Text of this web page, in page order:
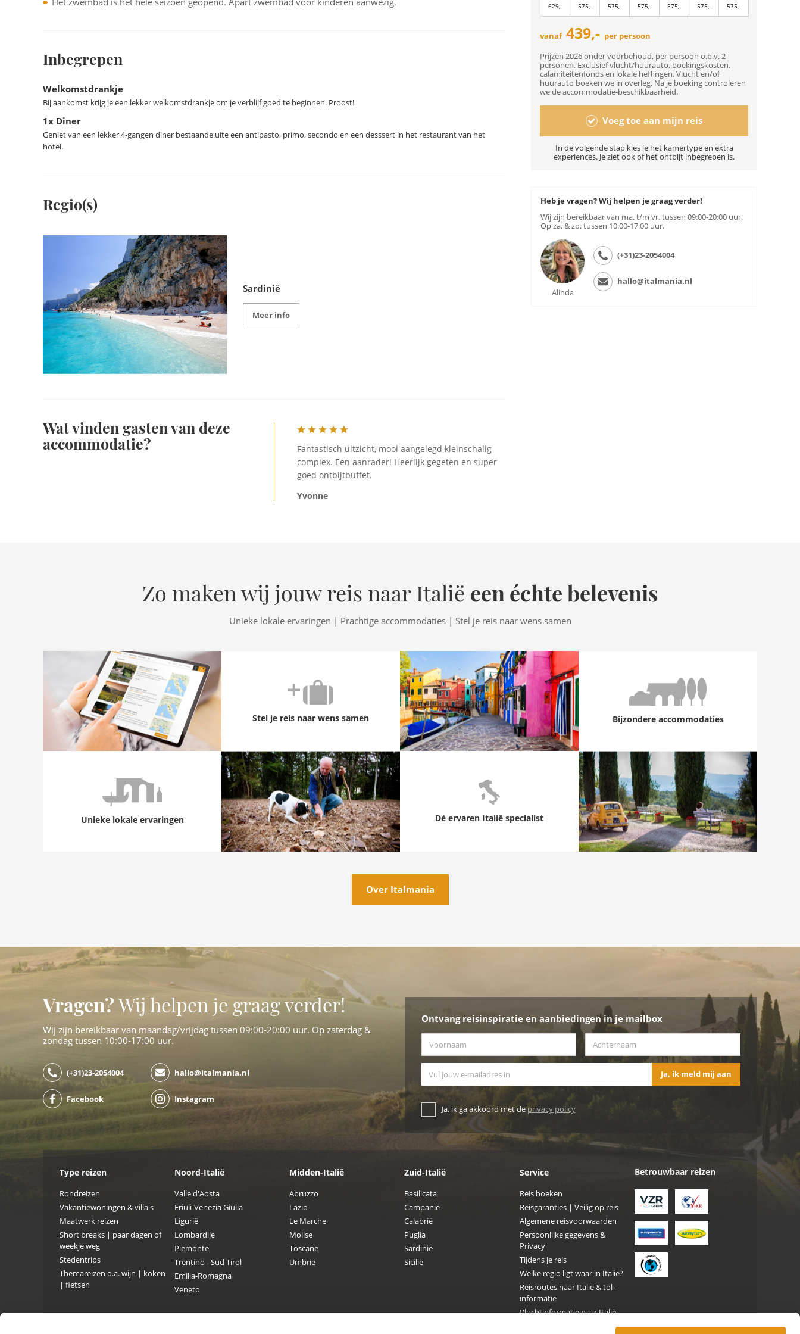
Voor een dag aan het strand ligt de kust op 5 kilometer afstand, en vanuit Pallau kun je met de veerboot naar de
Het zwembad is het hele seizoen geopend. Apart zwembad voor kinderen aanwezig.
Inbegrepen
Welkomstdrankje
Bij aankomst krijg je een lekker welkomstdrankje om je verblijf goed te beginnen. Proost!
1x Diner
Geniet van een lekker 4-gangen diner bestaande uite een antipasto, primo, secondo en een desssert in het restaurant van het
hotel.
Regio(s)
Sardinië
Meer info
Wat vinden gasten van deze
accommodatie?
Fantastisch uitzicht, mooi aangelegd kleinschalig
complex. Een aanrader! Heerlijk gegeten en super
goed ontbijtbuffet.
Yvonne
629,- 575,- 575,- 575,- 575,- 575,- 575,-
vanaf 439,- per persoon
Prijzen 2026 onder voorbehoud, per persoon o.b.v. 2
personen. Exclusief vlucht/huurauto, boekingskosten,
calamiteitenfonds en lokale heffingen. Vlucht en/of
huurauto boeken we in overleg. Na je boeking controleren
we de accommodatie-beschikbaarheid.
Voeg toe aan mijn reis
In de volgende stap kies je het kamertype en extra
experiences. Je ziet ook of het ontbijt inbegrepen is.
Heb je vragen? Wij helpen je graag verder!
Wij zijn bereikbaar van ma. t/m vr. tussen 09:00-20:00 uur.
Op za. & zo. tussen 10:00-17:00 uur.
Alinda
(+31)23-2054004
hallo@italmania.nl
Zo maken wij jouw reis naar Italië een échte belevenis
Unieke lokale ervaringen | Prachtige accommodaties | Stel je reis naar wens samen
Stel je reis naar wens samen Bijzondere accommodaties
Unieke lokale ervaringen Dé ervaren Italië specialist
Over Italmania
Vragen?Wij helpen je graag verder!
Wij zijn bereikbaar van maandag/vrijdag tussen 09:00-20:00 uur. Op zaterdag &
zondag tussen 10:00-17:00 uur.
(+31)23-2054004 hallo@italmania.nl
Facebook Instagram
Ontvang reisinspiratie en aanbiedingen in je mailbox
Ja, ik meld mij aan
Ja, ik ga akkoord met deprivacy policy
Type reizen
Rondreizen
Vakantiewoningen & villa's
Maatwerk reizen
Short breaks | paar dagen of
weekje weg
Stedentrips
Themareizen o.a. wijn | koken
| fietsen
Noord-Italië
Valle d'Aosta
Friuli-Venezia Giulia
Ligurië
Lombardije
Piemonte
Trentino - Sud Tirol
Emilia-Romagna
Veneto
Midden-Italië
Abruzzo
Lazio
Le Marche
Molise
Toscane
Umbrië
Zuid-Italië
Basilicata
Campanië
Calabrië
Puglia
Sardinië
Sicilië
Service
Reis boeken
Reisgaranties | Veilig op reis
Algemene reisvoorwaarden
Persoonlijke gegevens &
Privacy
Tijdens je reis
Welke regio ligt waar in Italië?
Reisroutes naar Italië & tol-
informatie
Vluchtinformatie naar Italië
Betrouwbaar reizen